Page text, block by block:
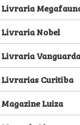
Livraria
Livraria Nobel
Livraria Vanguarda
Livrarias Curitiba
Magazine Luiza